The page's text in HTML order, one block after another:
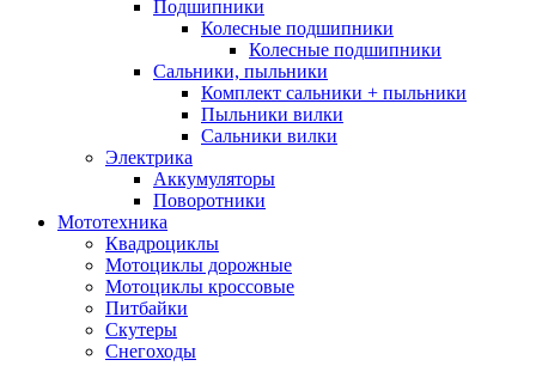
Подшипники
Колесные подшипники
Колесные подшипники
Сальники, пыльники
Комплект сальники + пыльники
Пыльники вилки
Сальники вилки
Электрика
Аккумуляторы
Поворотники
Мототехника
Квадроциклы
Мотоциклы дорожные
Мотоциклы кроссовые
Питбайки
Скутеры
Снегоходы